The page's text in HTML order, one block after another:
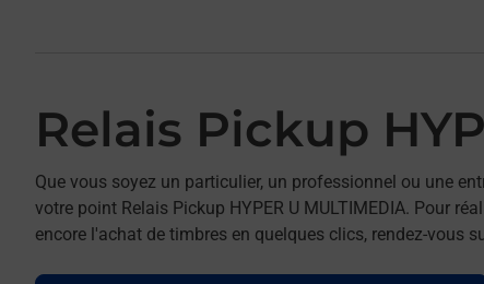
Relais Pickup
Que vous soyez un particulier, un professionnel ou une
votre point Relais Pickup HYPER U MULTIMEDIA. Pour
encore l'achat de timbres en quelques clics, rendez-vous